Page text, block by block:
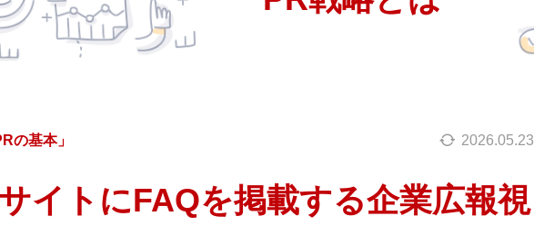
の基本」 2026.05.23
イトにFAQを掲載する企業広報視